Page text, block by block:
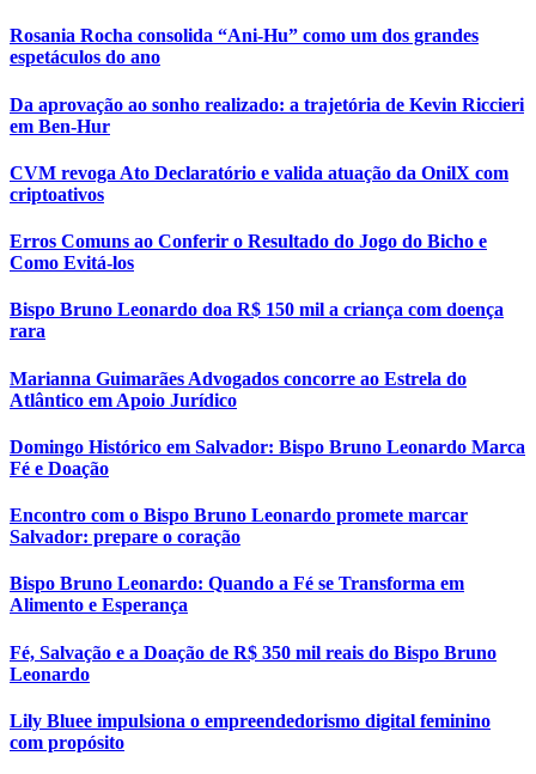
Rosania Rocha consolida “Ani-Hu” como um dos grandes
espetáculos do ano
Da aprovação ao sonho realizado: a trajetória de Kevin Riccieri
em Ben-Hur
CVM revoga Ato Declaratório e valida atuação da OnilX com
criptoativos
Erros Comuns ao Conferir o Resultado do Jogo do Bicho e
Como Evitá-los
Bispo Bruno Leonardo doa R$ 150 mil a criança com doença
rara
Marianna Guimarães Advogados concorre ao Estrela do
Atlântico em Apoio Jurídico
Domingo Histórico em Salvador: Bispo Bruno Leonardo Marca
Fé e Doação
Encontro com o Bispo Bruno Leonardo promete marcar
Salvador: prepare o coração
Bispo Bruno Leonardo: Quando a Fé se Transforma em
Alimento e Esperança
Fé, Salvação e a Doação de R$ 350 mil reais do Bispo Bruno
Leonardo
Lily Bluee impulsiona o empreendedorismo digital feminino
com propósito